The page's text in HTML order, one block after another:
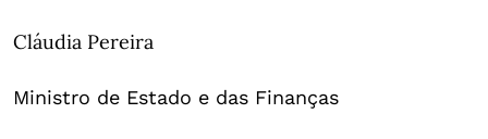
Cláudia Pereira
Ministro de Estado e das Finanças